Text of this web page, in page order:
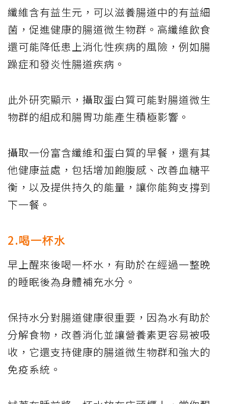
纖維含有益生元，可以滋養腸道中的有益細
菌，促進健康的腸道微生物群。高纖維飲食
還可能降低患上消化性疾病的風險，例如腸
躁症和發炎性腸道疾病。
此外研究顯示，攝取蛋白質可能對腸道微生
物群的組成和腸胃功能產生積極影響。
攝取一份富含纖維和蛋白質的早餐，還有其
他健康益處，包括增加飽腹感、改善血糖平
衡，以及提供持久的能量，讓你能夠支撐到
下一餐。
2.喝一杯水
早上醒來後喝一杯水，有助於在經過一整晚
的睡眠後為身體補充水分。
保持水分對腸道健康很重要，因為水有助於
分解食物，改善消化並讓營養素更容易被吸
收，它還支持健康的腸道微生物群和強大的
免疫系統。